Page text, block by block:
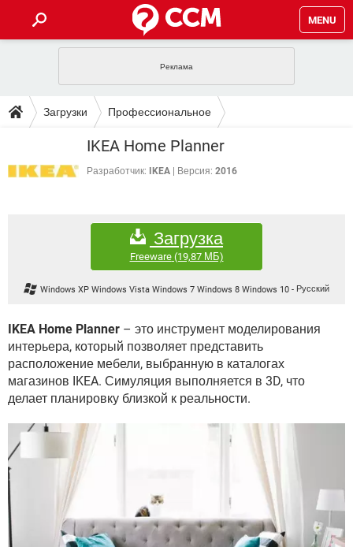
MENU
INSTAGRAM FACEBOOK
WINDOWS 10
ВКОНТАКТЕ ВИДЕО
ПОЛЕЗНЫЕ СОВЕТЫ
TIKTOK TELEGRAM
GOOGLE
TIKTOK TELEGRAM
ИГРЫ
ВКОНТАКТЕ
ФОРУМ
INSTAGRAM
ИГРЫ
WINDOWS 10 ВКОНТАКТЕ
YANDEX
ЭНЦИКЛОПЕДИЯ
TELEGRAM
WINDOWS 10 ВКОНТАКТЕ
YANDEX
Загрузки Профессиональное
IKEA Home Planner
Разработчик: IKEA Версия: 2016
Загрузка
Freeware(19,87 МБ)
Windows XP Windows Vista Windows 7 Windows 8 Windows 10 - Русский
IKEA Home Planner – это инструмент моделирования
интерьера, который позволяет представить
расположение мебели, выбранную в каталогах
магазинов IKEA. Симуляция выполняется в 3D, что
делает планировку близкой к реальности.